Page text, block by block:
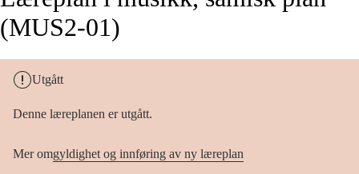
(MUS2-01)
Utgått
Denne læreplanen er utgått.
Mer omgyldighet og innføring av ny læreplan